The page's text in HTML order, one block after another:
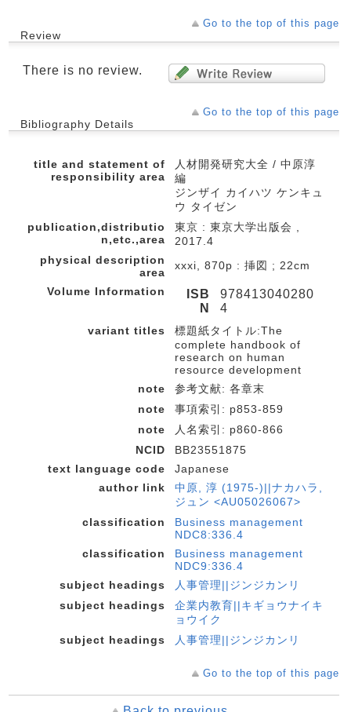
Go to the top of this page
Review
There is no review.
Go to the top of this page
Bibliography Details
title and statement of
responsibility area
人材開発研究大全 / 中原淳
編
ジンザイ カイハツ ケンキュ
ウ タイゼン
publication,distributio
n,etc.,area
東京 : 東京大学出版会 ,
2017.4
physical description
area
xxxi, 870p : 挿図 ; 22cm
Volume Information
ISB
N
978413040280
4
variant titles
標題紙タイトル:The
complete handbook of
research on human
resource development
note
参考文献: 各章末
note
事項索引: p853-859
note
人名索引: p860-866
NCID
BB23551875
text language code
Japanese
author link
中原, 淳 (1975-)||ナカハラ,
ジュン <AU05026067>
classification
Business management
NDC8:336.4
classification
Business management
NDC9:336.4
subject headings
人事管理||ジンジカンリ
subject headings
企業内教育||キギョウナイキ
ョウイク
subject headings
人事管理||ジンジカンリ
Go to the top of this page